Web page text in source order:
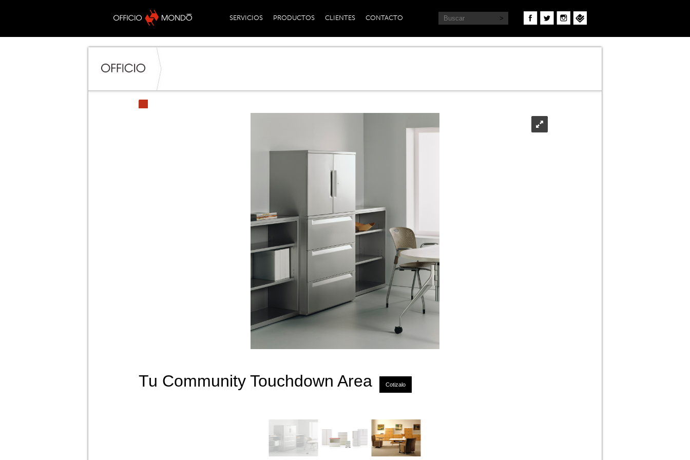
SERVICIOS PRODUCTOS CLIENTES CONTACTO
Tu Community Touchdown Area Cotizalo